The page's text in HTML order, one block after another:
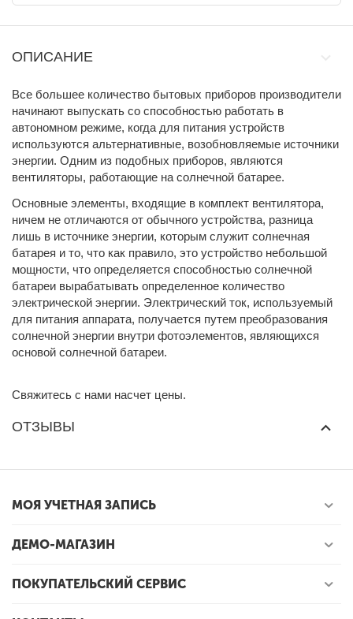
ОПИСАНИЕ
Все большее количество бытовых приборов производители
начинают выпускать со способностью работать в
автономном режиме, когда для питания устройств
используются альтернативные, возобновляемые источники
энергии. Одним из подобных приборов, являются
вентиляторы, работающие на солнечной батарее.
Основные элементы, входящие в комплект вентилятора,
ничем не отличаются от обычного устройства, разница
лишь в источнике энергии, которым служит солнечная
батарея и то, что как правило, это устройство небольшой
мощности, что определяется способностью солнечной
батареи вырабатывать определенное количество
электрической энергии. Электрический ток, используемый
для питания аппарата, получается путем преобразования
солнечной энергии внутри фотоэлементов, являющихся
основой солнечной батареи.
Свяжитесь с нами насчет цены.
ОТЗЫВЫ
МОЯ УЧЕТНАЯ ЗАПИСЬ
ДЕМО-МАГАЗИН
ПОКУПАТЕЛЬСКИЙ СЕРВИС